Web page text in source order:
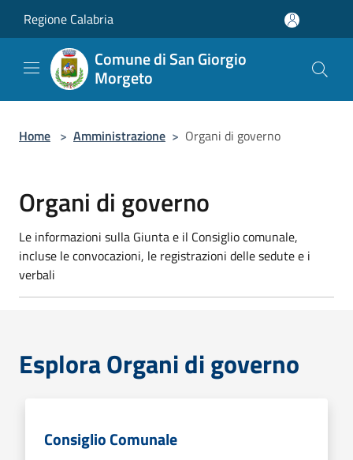
Regione Calabria
Comune di San Giorgio
Morgeto
Home > Amministrazione > Organi di governo
Organi di governo
Le informazioni sulla Giunta e il Consiglio comunale,
incluse le convocazioni, le registrazioni delle sedute e i
verbali
Esplora Organi di governo
Consiglio Comunale